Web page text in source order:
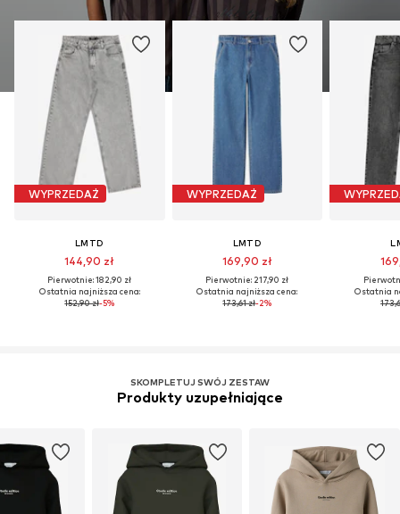
WYPRZEDAŻ
LMTD
144,90 zł
Pierwotnie: 182,90 zł
Ostatnia najniższa cena:
152,90 zł-5%
WYPRZEDAŻ
LMTD
169,90 zł
Pierwotnie: 217,90 zł
Ostatnia najniższa cena:
173,61 zł-2%
Ostatnia
SKOMPLETUJ SWÓJ ZESTAW
Produkty uzupełniające